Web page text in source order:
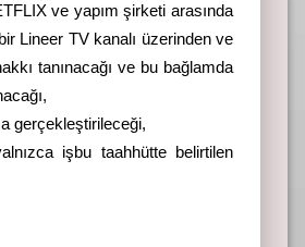
ve yapım şirketi arasında
Lineer TV kanalı üzerinden ve
tanınacağı ve bu bağlamda
gerçekleştirileceği,
işbu taahhütte belirtilen